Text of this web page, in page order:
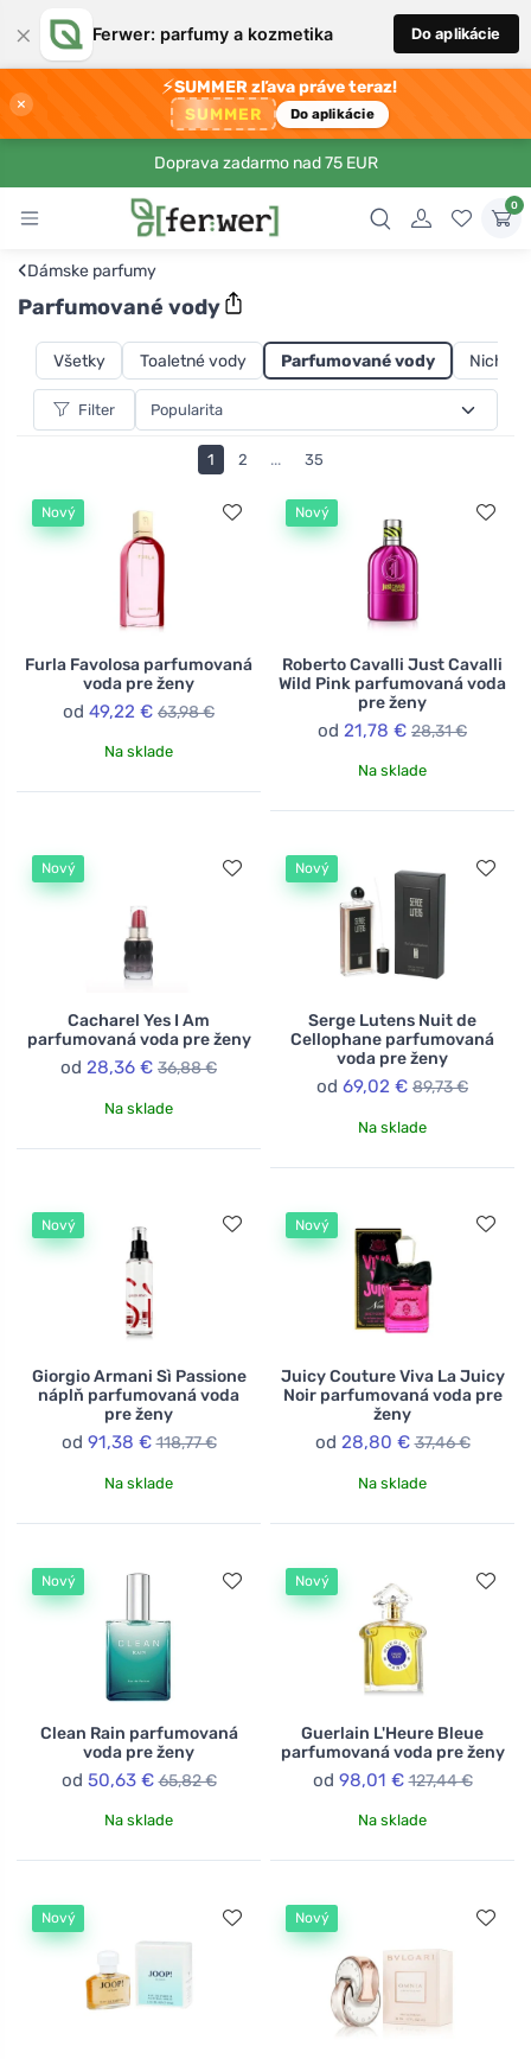
× Ferwer: parfumy a kozmetika Do aplikácie
×
⚡SUMMER zľava práve teraz!
SUMMER Do aplikácie
Doprava zadarmo nad 75 EUR
0
‹Dámske parfumy
Parfumované vody
Všetky Toaletné vody Parfumované vody Niche
Filter
1 2 ... 35
Nový
Furla Favolosa parfumovaná
voda pre ženy
od 49,22 € 63,98 €
Na sklade
Nový
Roberto Cavalli Just Cavalli
Wild Pink parfumovaná voda
pre ženy
od 21,78 € 28,31 €
Na sklade
Nový
Cacharel Yes I Am
parfumovaná voda pre ženy
od 28,36 € 36,88 €
Na sklade
Nový
Serge Lutens Nuit de
Cellophane parfumovaná
voda pre ženy
od 69,02 € 89,73 €
Na sklade
Nový
Giorgio Armani Sì Passione
náplň parfumovaná voda
pre ženy
od 91,38 € 118,77 €
Na sklade
Nový
Juicy Couture Viva La Juicy
Noir parfumovaná voda pre
ženy
od 28,80 € 37,46 €
Na sklade
Nový
Clean Rain parfumovaná
voda pre ženy
od 50,63 € 65,82 €
Na sklade
Nový
Guerlain L'Heure Bleue
parfumovaná voda pre ženy
od 98,01 € 127,44 €
Na sklade
Nový Nový